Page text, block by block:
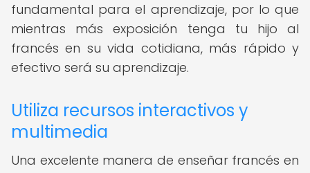
fundamental para el aprendizaje, por lo que
mientras más exposición tenga tu hijo al
francés en su vida cotidiana, más rápido y
efectivo será su aprendizaje.
Utiliza recursos interactivos y
multimedia
Una excelente manera de enseñar francés en